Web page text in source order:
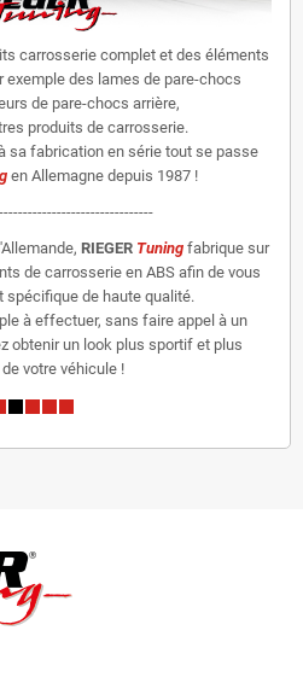
carrosserie complet et des éléments
exemple des lames de pare-chocs
de pare-chocs arrière,
produits de carrosserie.
sa fabrication en série tout se passe
en Allemagne depuis 1987 !
RIEGER Tuning fabrique sur
de carrosserie en ABS afin de vous
spécifique de haute qualité.
à effectuer, sans faire appel à un
obtenir un look plus sportif et plus
votre véhicule !